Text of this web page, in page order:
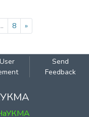
творчої
... 8 »
Send
Feedback
НаУКМА